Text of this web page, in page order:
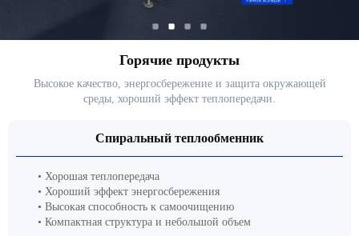
Горячие продукты
Высокое качество, энергосбережение и защита окружающей
среды, хороший эффект теплопередачи.
Спиральный теплообменник
• Хорошая теплопередача
• Хороший эффект энергосбережения
• Высокая способность к самоочищению
• Компактная структура и небольшой объем